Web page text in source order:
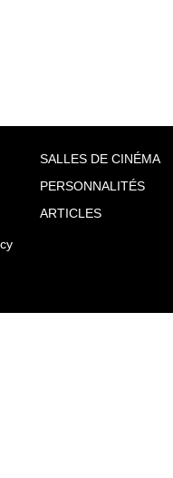
SALLES DE CINÉMA
PERSONNALITÉS
ARTICLES